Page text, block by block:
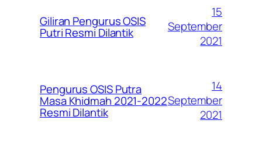
Giliran Pengurus OSIS
Putri Resmi Dilantik
15
September
2021
Pengurus OSIS Putra
Masa Khidmah 2021-2022
Resmi Dilantik
14
September
2021